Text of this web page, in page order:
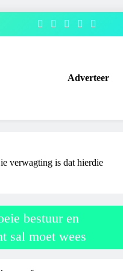
Adverteer
verwagting is dat hierdie
bestuur en
sal moet wees